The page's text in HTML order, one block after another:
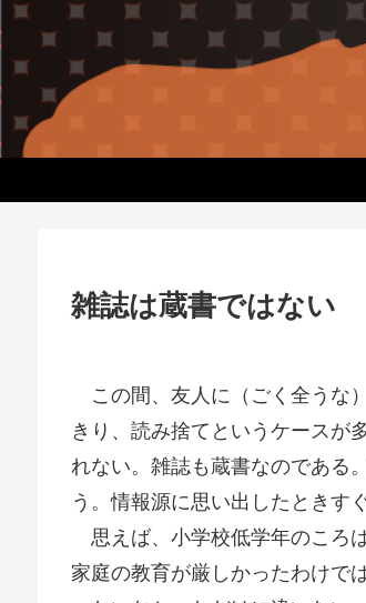
雑誌は蔵書ではない
この間、友人に（ごく全うな
きり、読み捨てというケースが
れない。雑誌も蔵書なのである
う。情報源に思い出したときす
思えば、小学校低学年のころ
家庭の教育が厳しかったわけで